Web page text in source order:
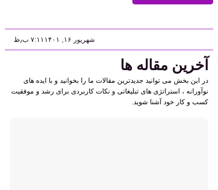
شهریور ۱۶, ۱۴۰۱ ۷:۱۱ ب٫ظ
آخرین مقاله ها
در این بخش می توانید جدیدترین مقالات ما را بخوانید و با ایده های
نوآورانه ، استراتژی های تبلیغاتی و نکات کاربردی برای رشد و موفقیت
کسب و کار خود آشنا شوید.